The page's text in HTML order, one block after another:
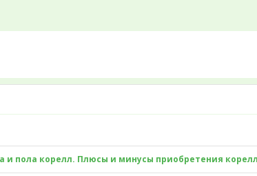
и пола корелл. Плюсы и минусы приобретения